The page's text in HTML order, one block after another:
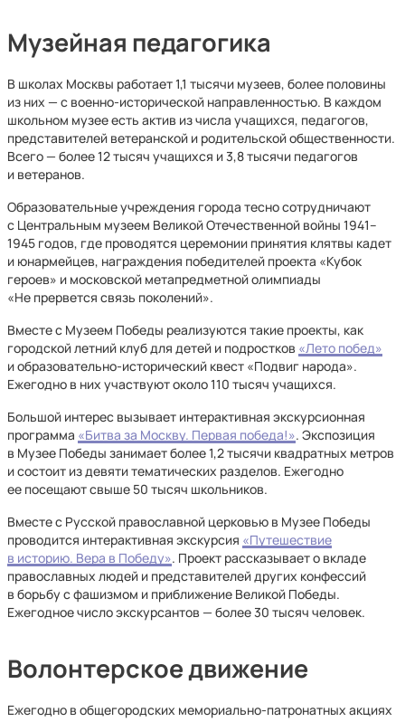
Музейная педагогика
В школах Москвы работает 1,1 тысячи музеев, более половины
из них — с военно-исторической направленностью. В каждом
школьном музее есть актив из числа учащихся, педагогов,
представителей ветеранской и родительской общественности.
Всего — более 12 тысяч учащихся и 3,8 тысячи педагогов
и ветеранов.
Образовательные учреждения города тесно сотрудничают
с Центральным музеем Великой Отечественной войны 1941–
1945 годов, где проводятся церемонии принятия клятвы кадет
и юнармейцев, награждения победителей проекта «Кубок
героев» и московской метапредметной олимпиады
«Не прервется связь поколений».
Вместе с Музеем Победы реализуются такие проекты, как
городской летний клуб для детей и подростков «Лето побед»
и образовательно-исторический квест «Подвиг народа».
Ежегодно в них участвуют около 110 тысяч учащихся.
Большой интерес вызывает интерактивная экскурсионная
программа «Битва за Москву. Первая победа!». Экспозиция
в Музее Победы занимает более 1,2 тысячи квадратных метров
и состоит из девяти тематических разделов. Ежегодно
ее посещают свыше 50 тысяч школьников.
Вместе с Русской православной церковью в Музее Победы
проводится интерактивная экскурсия «Путешествие
в историю. Вера в Победу». Проект рассказывает о вкладе
православных людей и представителей других конфессий
в борьбу с фашизмом и приближение Великой Победы.
Ежегодное число экскурсантов — более 30 тысяч человек.
Волонтерское движение
Ежегодно в общегородских мемориально-патронатных акциях